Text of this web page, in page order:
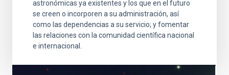
astronómicas ya existentes y los que en el futuro
se creen o incorporen a su administración, así
como las dependencias a su servicio; y fomentar
las relaciones con la comunidad científica nacional
e internacional.